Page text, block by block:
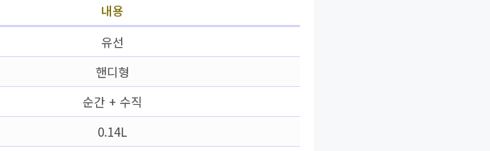
내용
유선
핸디형
순간 + 수직
0.14L